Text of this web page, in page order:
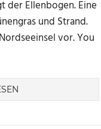
der Ellenbogen. Eine
und Strand.
vor. You